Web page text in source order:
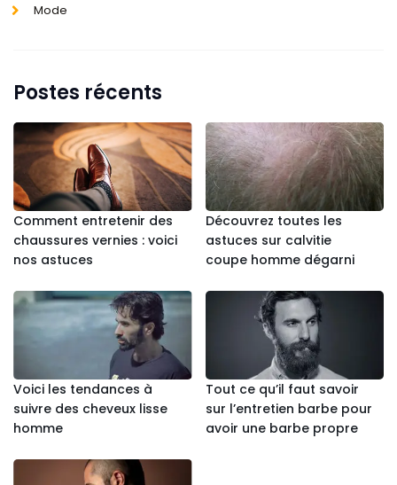
Mode
Postes récents
Comment entretenir des
chaussures vernies : voici
nos astuces
Découvrez toutes les
astuces sur calvitie
coupe homme dégarni
Voici les tendances à
suivre des cheveux lisse
homme
Tout ce qu’il faut savoir
sur l’entretien barbe pour
avoir une barbe propre